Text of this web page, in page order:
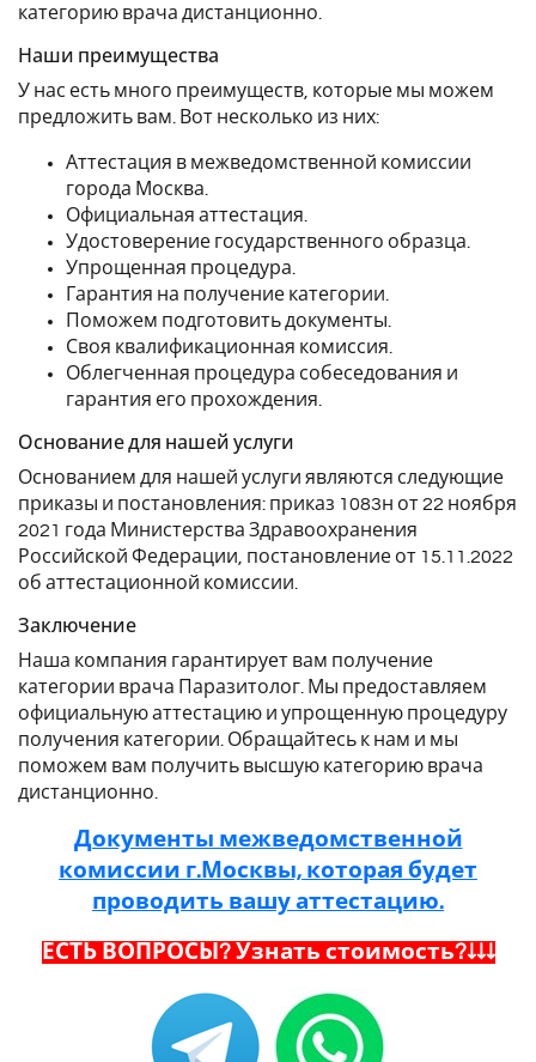
категорию врача дистанционно.
Наши преимущества
У нас есть много преимуществ, которые мы можем
предложить вам. Вот несколько из них:
Аттестация в межведомственной комиссии
города Москва.
Официальная аттестация.
Удостоверение государственного образца.
Упрощенная процедура.
Гарантия на получение категории.
Поможем подготовить документы.
Своя квалификационная комиссия.
Облегченная процедура собеседования и
гарантия его прохождения.
Основание для нашей услуги
Основанием для нашей услуги являются следующие
приказы и постановления: приказ 1083н от 22 ноября
2021 года Министерства Здравоохранения
Российской Федерации, постановление от 15.11.2022
об аттестационной комиссии.
Заключение
Наша компания гарантирует вам получение
категории врача Паразитолог. Мы предоставляем
официальную аттестацию и упрощенную процедуру
получения категории. Обращайтесь к нам и мы
поможем вам получить высшую категорию врача
дистанционно.
Документы межведомственной
комиссии г.Москвы, которая будет
проводить вашу аттестацию.
ЕСТЬ ВОПРОСЫ? Узнать стоимость?↓↓↓